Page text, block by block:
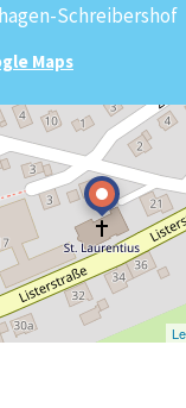
Schreibershof
Maps